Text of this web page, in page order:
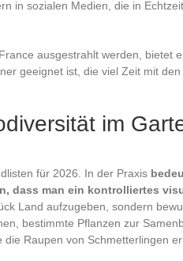
in sozialen Medien, die in Echtzeit
ausgestrahlt werden, bietet
geeignet ist, die viel Zeit mit den
im
für 2026. In der Praxis
dass man ein kontrolliertes
Land aufzugeben, sondern
bestimmte Pflanzen zur
Raupen von Schmetterlingen